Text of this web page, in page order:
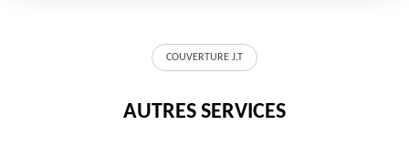
COUVERTURE J.T
AUTRES SERVICES